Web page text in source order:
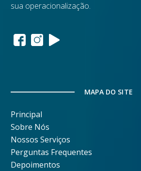
sua operacionalização.
MAPA DO SITE
Principal
Sobre Nós
Nossos Serviços
Perguntas Frequentes
Depoimentos